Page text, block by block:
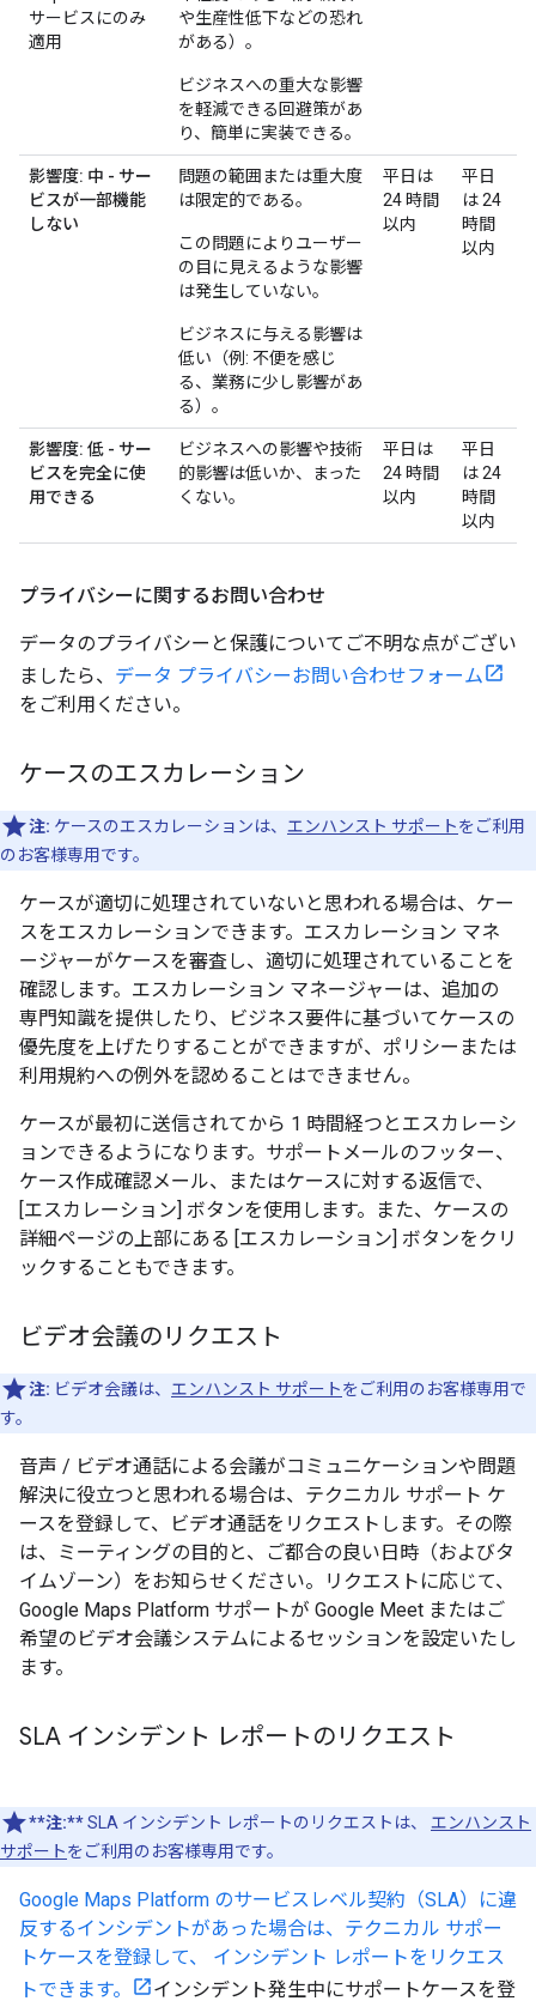
サービスにのみ
適用
や生産性低下などの恐れ
がある）。
ビジネスへの重大な影響
を軽減できる回避策があ
り、簡単に実装できる。
影響度: 中 - サー
ビスが一部機能
しない
問題の範囲または重大度
は限定的である。
この問題によりユーザー
の目に見えるような影響
は発生していない。
ビジネスに与える影響は
低い（例: 不便を感じ
る、業務に少し影響があ
る）。
平日は
24 時間
以内
平日
は 24
時間
以内
影響度: 低 - サー
ビスを完全に使
用できる
ビジネスへの影響や技術
的影響は低いか、まった
くない。
平日は
24 時間
以内
平日
は 24
時間
以内
プライバシーに関するお問い合わせ
データのプライバシーと保護についてご不明な点がござい
ましたら、 データ プライバシーお問い合わせフォーム
をご利用ください。
ケースのエスカレーション
注: ケースのエスカレーションは、 エンハンスト サポートをご利用
のお客様専用です。
ケースが適切に処理されていないと思われる場合は、ケー
スをエスカレーションできます。エスカレーション マネ
ージャーがケースを審査し、適切に処理されていることを
確認します。エスカレーション マネージャーは、追加の
専門知識を提供したり、ビジネス要件に基づいてケースの
優先度を上げたりすることができますが、ポリシーまたは
利用規約への例外を認めることはできません。
ケースが最初に送信されてから 1 時間経つとエスカレーシ
ョンできるようになります。サポートメールのフッター、
ケース作成確認メール、またはケースに対する返信で、
[エスカレーション] ボタンを使用します。また、ケースの
詳細ページの上部にある [エスカレーション] ボタンをクリ
ックすることもできます。
ビデオ会議のリクエスト
注: ビデオ会議は、 エンハンスト サポートをご利用のお客様専用で
す。
音声 / ビデオ通話による会議がコミュニケーションや問題
解決に役立つと思われる場合は、テクニカル サポート ケ
ースを登録して、ビデオ通話をリクエストします。その際
は、ミーティングの目的と、ご都合の良い日時（およびタ
イムゾーン）をお知らせください。リクエストに応じて、
Google Maps Platform サポートが Google Meet またはご
希望のビデオ会議システムによるセッションを設定いたし
ます。
SLA インシデント レポートのリクエスト
**注:**SLA インシデント レポートのリクエストは、 エンハンスト
サポートをご利用のお客様専用です。
Google Maps Platform のサービスレベル契約（SLA）に違
反するインシデントがあった場合は、テクニカル サポー
トケースを登録して、 インシデント レポートをリクエス
トできます。
インシデント発生中にサポートケースを登